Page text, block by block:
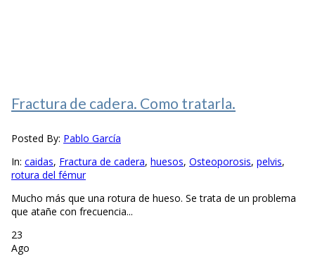
Fractura de cadera. Como tratarla.
Posted By: Pablo García
In: caidas, Fractura de cadera, huesos, Osteoporosis, pelvis,
rotura del fémur
Mucho más que una rotura de hueso. Se trata de un problema
que atañe con frecuencia...
23
Ago